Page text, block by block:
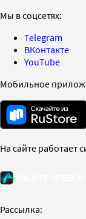
Мы в соцсетях:
Telegram
ВКонтакте
YouTube
Мобильное
На сайте работает
Рассылка: